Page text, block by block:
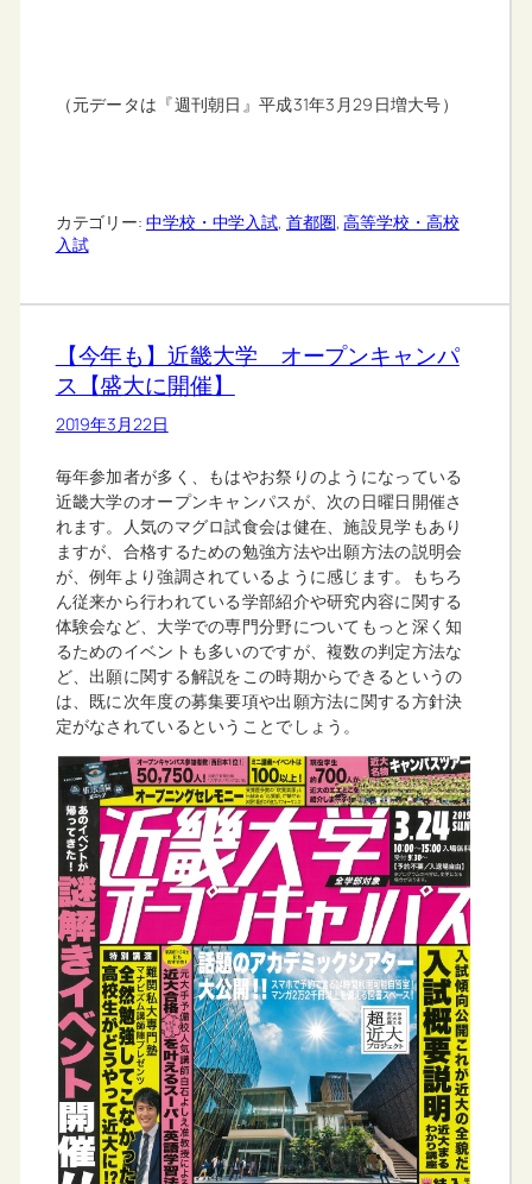
（元データは『週刊朝日』平成31年3月29日増大号）
カテゴリー: 中学校・中学入試, 首都圏, 高等学校・高校
入試
【今年も】近畿大学 オープンキャンパ
ス【盛大に開催】
2019年3月22日
毎年参加者が多く、もはやお祭りのようになっている
近畿大学のオープンキャンパスが、次の日曜日開催さ
れます。人気のマグロ試食会は健在、施設見学もあり
ますが、合格するための勉強方法や出願方法の説明会
が、例年より強調されているように感じます。もちろ
ん従来から行われている学部紹介や研究内容に関する
体験会など、大学での専門分野についてもっと深く知
るためのイベントも多いのですが、複数の判定方法な
ど、出願に関する解説をこの時期からできるというの
は、既に次年度の募集要項や出願方法に関する方針決
定がなされているということでしょう。